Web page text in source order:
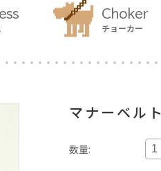
Choker
チョーカー
マナーベルト
数量: